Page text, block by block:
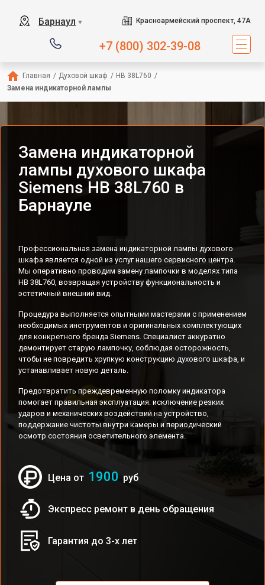
Барнаул ▼ Красноармейский проспект, 47А
+7 (800) 302-39-08
Главная / Духовой шкаф / HB 38L760 /
Замена индикаторной лампы
Замена индикаторной
лампы духового шкафа
Siemens HB 38L760 в
Барнауле
Профессиональная замена индикаторной лампы духового
шкафа является одной из услуг нашего сервисного центра.
Мы оперативно проводим замену лампочки в моделях типа
HB 38L760, возвращая устройству функциональность и
эстетичный внешний вид.
Процедура выполняется опытными мастерами с применением
необходимых инструментов и оригинальных комплектующих
для конкретного бренда Siemens. Специалист аккуратно
демонтирует старую лампочку, соблюдая осторожность,
чтобы не повредить хрупкую конструкцию духового шкафа, и
устанавливает новую деталь.
Предотвратить преждевременную поломку индикатора
помогает правильная эксплуатация: исключение резких
ударов и механических воздействий на устройство,
поддержание чистоты внутри камеры и периодический
осмотр состояния осветительного элемента.
Цена от 1900 руб
Экспресс ремонт в день обращения
Гарантия до 3-х лет